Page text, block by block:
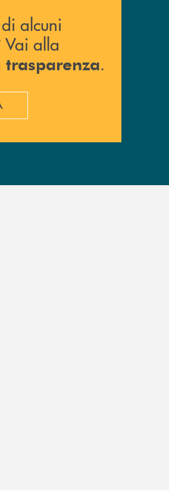
alcuni
Vai alla
trasparenza.